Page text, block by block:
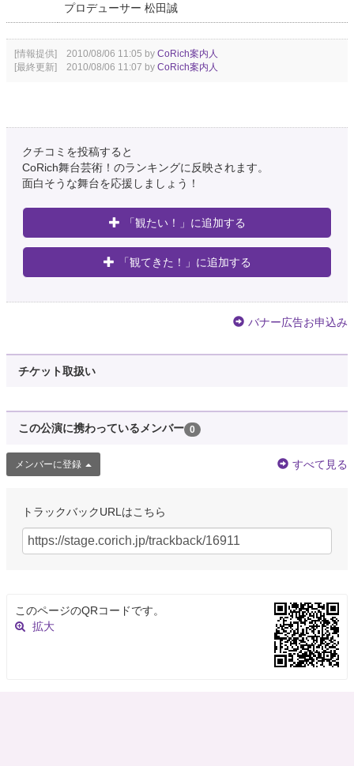
プロデューサー 松田誠
[情報提供] 2010/08/06 11:05 by CoRich案内人
[最終更新] 2010/08/06 11:07 by CoRich案内人
クチコミを投稿すると
CoRich舞台芸術！のランキングに反映されます。
面白そうな舞台を応援しましょう！
「観たい！」に追加する
「観てきた！」に追加する
バナー広告お申込み
チケット取扱い
この公演に携わっているメンバー 0
メンバーに登録 すべて見る
トラックバックURLはこちら
このページのQRコードです。
拡大